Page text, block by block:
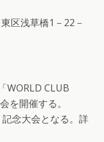
区浅草橋1－22－
WORLD CLUB
を開催する。
念大会となる。詳